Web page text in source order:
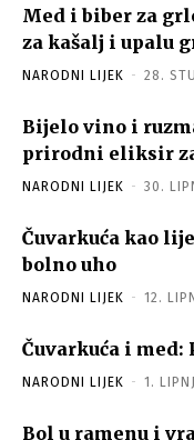
Med i biber za
za kašalj i upalu
NARODNI LIJEK - 28.
Bijelo vino i
prirodni eliksir
NARODNI LIJEK - 30.
Čuvarkuća kao
bolno uho
NARODNI LIJEK - 12.
Čuvarkuća i
NARODNI LIJEK - 1.
Bol u ramenu i